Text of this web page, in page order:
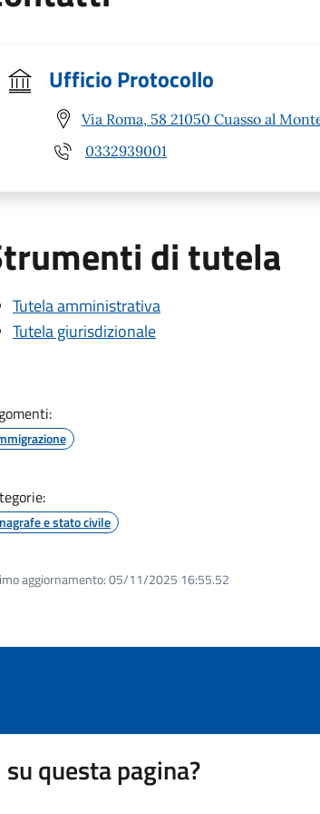
Ufficio Protocollo
Via Roma, 58 21050 Cuasso al
0332939001
di tutela
Tutela amministrativa
Tutela giurisdizionale
e stato civile
aggiornamento:05/11/2025 16:55.52
questa pagina?